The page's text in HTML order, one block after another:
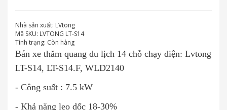
Nhà sản xuất: LVtong
Mã SKU: LVTONG LT-S14
Tình trạng: Còn hàng
Bán xe thăm quang du lịch 14 chỗ chạy điện: Lvtong
LT-S14, LT-S14.F, WLD2140
- Công suất : 7.5 kW
- Khả năng leo dốc 18-30%